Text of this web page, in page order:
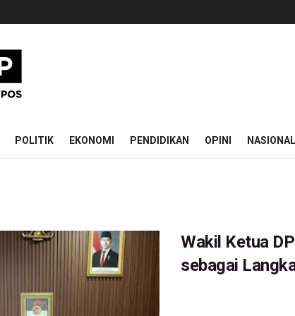
POLITIK EKONOMI PENDIDIKAN OPINI NASIONAL
Wakil Ketua
sebagai